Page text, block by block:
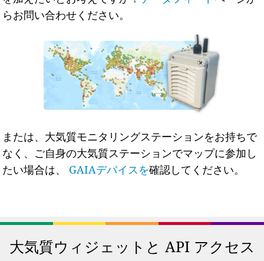
らお問い合わせください。
または、大気質モニタリングステーションをお持ちで
なく、ご自身の大気質ステーションでマップに参加し
たい場合は、 GAIAデバイスを確認してください。
大気質ウィジェットと API アクセス